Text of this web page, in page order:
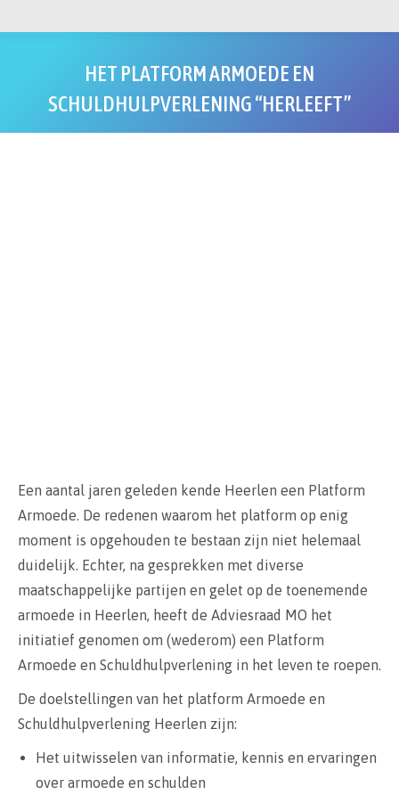
HET PLATFORM ARMOEDE EN
SCHULDHULPVERLENING “HERLEEFT”
Je bent hier:
Een aantal jaren geleden kende Heerlen een Platform
Armoede. De redenen waarom het platform op enig
moment is opgehouden te bestaan zijn niet helemaal
duidelijk. Echter, na gesprekken met diverse
maatschappelijke partijen en gelet op de toenemende
armoede in Heerlen, heeft de Adviesraad MO het
initiatief genomen om (wederom) een Platform
Armoede en Schuldhulpverlening in het leven te roepen.
De doelstellingen van het platform Armoede en
Schuldhulpverlening Heerlen zijn:
Het uitwisselen van informatie, kennis en ervaringen
over armoede en schulden